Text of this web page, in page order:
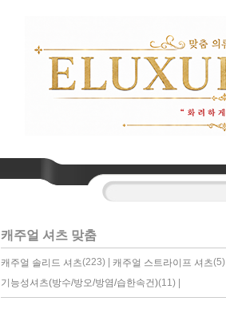
캐주얼 셔츠 맞춤
캐주얼 솔리드 셔츠(223) | 캐주얼 스트라이프 셔츠(5) |
기능성셔츠(방수/방오/방염/습한속건)(11) |